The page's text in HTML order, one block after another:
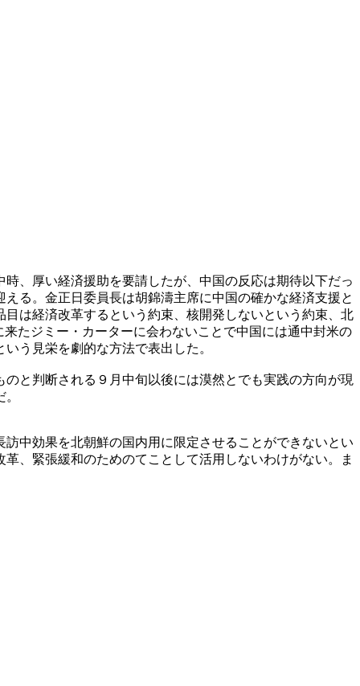
、厚い経済援助を要請したが、中国の反応は期待以下だっ
る。金正日委員長は胡錦濤主席に中国の確かな経済支援と
は経済改革するという約束、核開発しないという約束、北
たジミー・カーターに会わないことで中国には通中封米の
う見栄を劇的な方法で表出した。
と判断される９月中旬以後には漠然とでも実践の方向が現
中効果を北朝鮮の国内用に限定させることができないとい
、緊張緩和のためのてことして活用しないわけがない。ま